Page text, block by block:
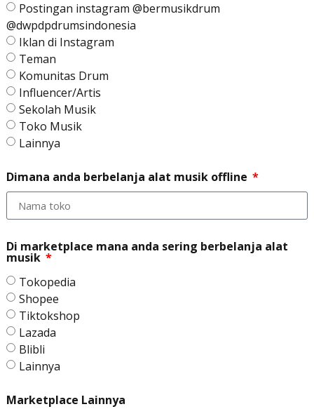
Postingan instagram @bermusikdrum
@dwpdpdrumsindonesia
Iklan di Instagram
Teman
Komunitas Drum
Influencer/Artis
Sekolah Musik
Toko Musik
Lainnya
Dimana anda berbelanja alat musik offline
Di marketplace mana anda sering berbelanja alat
musik
Tokopedia
Shopee
Tiktokshop
Lazada
Blibli
Lainnya
Marketplace Lainnya